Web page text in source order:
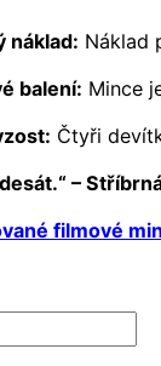
náklad: Náklad
balení: Mince
Čtyři
–
filmové